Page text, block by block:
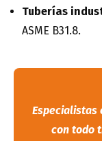
Tuberías
ASME B31.8.
Especialistas
con todo